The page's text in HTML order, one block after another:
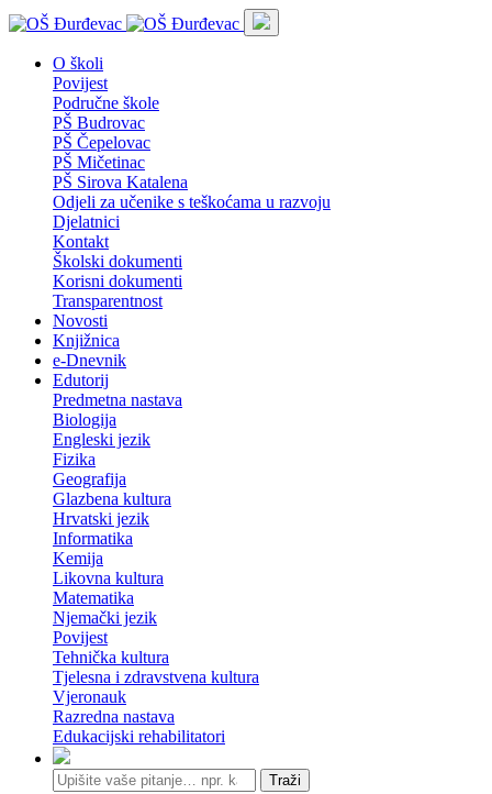
O školi
Povijest
Područne škole
PŠ Budrovac
PŠ Čepelovac
PŠ Mičetinac
PŠ Sirova Katalena
Odjeli za učenike s teškoćama u razvoju
Djelatnici
Kontakt
Školski dokumenti
Korisni dokumenti
Transparentnost
Novosti
Knjižnica
e-Dnevnik
Edutorij
Predmetna nastava
Biologija
Engleski jezik
Fizika
Geografija
Glazbena kultura
Hrvatski jezik
Informatika
Kemija
Likovna kultura
Matematika
Njemački jezik
Povijest
Tehnička kultura
Tjelesna i zdravstvena kultura
Vjeronauk
Razredna nastava
Edukacijski rehabilitatori
Traži